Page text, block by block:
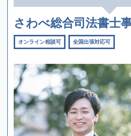
さわべ総合司法書士
オンライン相談可 全国出張対応可